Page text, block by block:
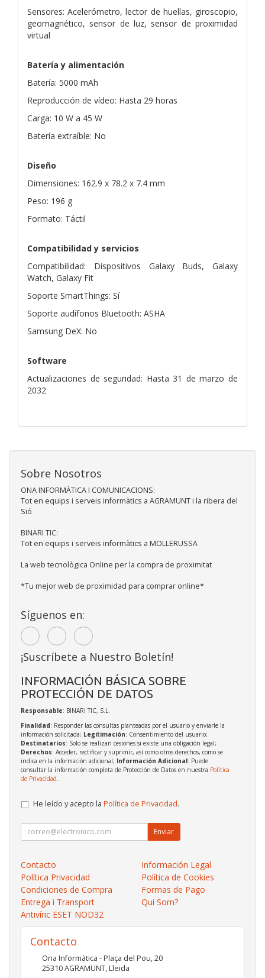
Sensores: Acelerómetro, lector de huellas, giroscopio,
geomagnético, sensor de luz, sensor de proximidad
virtual
Batería y alimentación
Batería: 5000 mAh
Reproducción de vídeo: Hasta 29 horas
Carga: 10 W a 45 W
Batería extraíble: No
Diseño
Dimensiones: 162.9 x 78.2 x 7.4 mm
Peso: 196 g
Formato: Táctil
Compatibilidad y servicios
Compatibilidad: Dispositivos Galaxy Buds, Galaxy
Watch, Galaxy Fit
Soporte SmartThings: Sí
Soporte audífonos Bluetooth: ASHA
Samsung DeX: No
Software
Actualizaciones de seguridad: Hasta 31 de marzo de
2032
Sobre Nosotros
ONA INFORMÀTICA I COMUNICACIONS:
Tot en equips i serveis informàtics a AGRAMUNT i la ribera del
Sió
BINARI TIC:
Tot en equips i serveis informàtics a MOLLERUSSA
La web tecnològica Online per la compra de proximitat
*Tu mejor web de proximidad para comprar online*
Síguenos en:
¡Suscríbete a Nuestro Boletín!
INFORMACIÓN BÁSICA SOBRE
PROTECCIÓN DE DATOS
Responsable: BINARI TIC, S.L.
Finalidad: Responder las consultas planteadas por el usuario y enviarle la
información solicitada; Legitimación: Consentimiento del usuario;
Destinatarios: Solo se realizan cesiones si existe una obligación legal;
Derechos: Acceder, rectificar y suprimir, así como otros derechos, como se
indica en la información adicional; Información Adicional: Puede
consultar la información completa de Protección de Datos en nuestra Política
de Privacidad
He leído y acepto la Política de Privacidad.
Enviar
Contacto
Información Legal
Política Privacidad
Política de Cookies
Condiciones de Compra
Formas de Pago
Entrega i Transport
Qui Som?
Antivíric ESET NOD32
Contacto
Ona Informàtica - Plaça del Pou, 20
25310AGRAMUNT,Lleida